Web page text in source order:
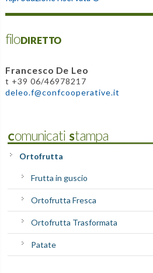
filoDIRETTO
Francesco De Leo
t +39 06/46978217
deleo.f@confcooperative.it
Comunicati Stampa
Ortofrutta
Frutta in guscio
Ortofrutta Fresca
Ortofrutta Trasformata
Patate